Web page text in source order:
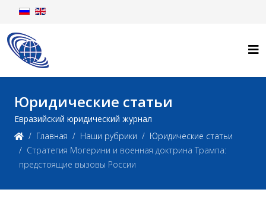
Юридические статьи
Евразийский юридический журнал
Главная
Наши рубрики
Юридические статьи
Стратегия Могерини и военная доктрина Трампа:
предстоящие вызовы России